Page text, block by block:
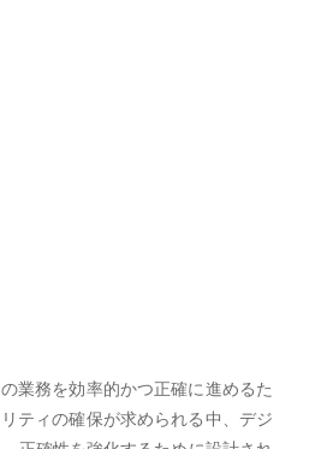
業務を効率的かつ正確に進めるた
ティの確保が求められる中、デジ